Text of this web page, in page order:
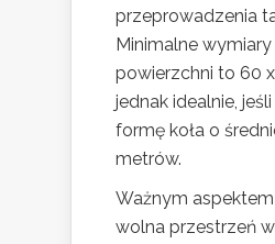
przeprowadzenia
Minimalne
powierzchni to 60
jednak idealnie,
formę koła o
metrów.
Ważnym
wolna przestrzeń